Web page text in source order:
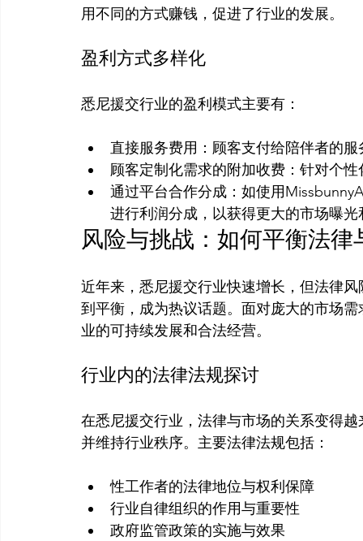
盈利方式多样化
直接服务费用：顾客支付给陪伴者的
顾客定制化需求的附加收费：针对个
通过平台合作分成：如使用
进行利润分成，以获得更大的市场曝
风险与挑战：如何平衡法律
近年来，悉尼援交行业快速增长，但法律
到平衡，成为热议话题。面对庞大的市场
行业内的法律法规探讨
在悉尼援交行业，法律与市场的关系变得
性工作者的法律地位与权利保障
行业自律组织的作用与重要性
政府监管政策的实施与效果